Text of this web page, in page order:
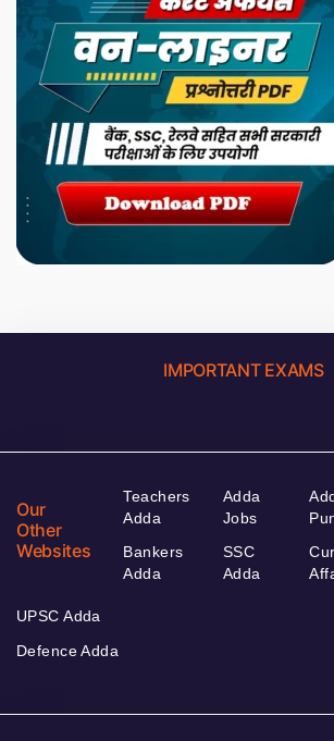
IMPORTANT EXAMS
Our
Other
Websites
Teachers
Adda
Bankers
Adda
Adda
Jobs
SSC
Adda
UPSC Adda
Defence Adda